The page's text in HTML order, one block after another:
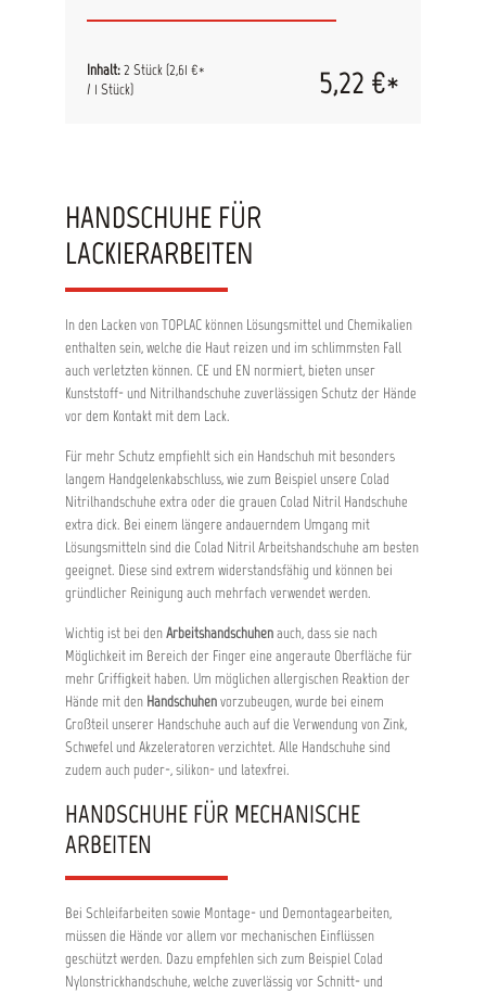
Kratzern während Montage-, Demontage-,
Handschuhe sind PU-beschichtet für besseren
Halt bei der Arbeit, während sie dank des
Feingefühl in den Fingerspitzen verloren geht.
Der Handrücken der Handschuhe ist offen und
sorgt für angenehme Belüftung und weniger
Schweißbildung. Eigenschaften: Guter Sitz durch
Kratzern Atmungsaktiv Farbe Grau mit farbigem
Handgelenkfutter zur Größenzuordnung (Größe:
M Weiß, L Schwarz, XL Blau) Persönliche
Schutzausrüstung: Kategorie II gemäß EU-
Verordnung 2016/425. CE 0075
Inhalt:2 Stück(2,61 €*
/ 1 Stück)
5,22 €*
HANDSCHUHE FÜR
LACKIERARBEITEN
In den Lacken von TOPLAC können Lösungsmittel und Chemikalien
enthalten sein, welche die Haut reizen und im schlimmsten Fall
auch verletzten können. CE und EN normiert, bieten unser
Kunststoff- und Nitrilhandschuhe zuverlässigen Schutz der Hände
vor dem Kontakt mit dem Lack.
Für mehr Schutz empfiehlt sich ein Handschuh mit besonders
langem Handgelenkabschluss, wie zum Beispiel unsere Colad
Nitrilhandschuhe extra oder die grauen Colad Nitril Handschuhe
extra dick. Bei einem längere andauerndem Umgang mit
Lösungsmitteln sind die Colad Nitril Arbeitshandschuhe am besten
geeignet. Diese sind extrem widerstandsfähig und können bei
gründlicher Reinigung auch mehrfach verwendet werden.
Wichtig ist bei denArbeitshandschuhenauch, dass sie nach
Möglichkeit im Bereich der Finger eine angeraute Oberfläche für
mehr Griffigkeit haben. Um möglichen allergischen Reaktion der
Hände mit den Handschuhenvorzubeugen, wurde bei einem
Großteil unserer Handschuhe auch auf die Verwendung von Zink,
Schwefel und Akzeleratoren verzichtet. Alle Handschuhe sind
zudem auch puder-, silikon- und latexfrei.
HANDSCHUHE FÜR MECHANISCHE
ARBEITEN
Bei Schleifarbeiten sowie Montage- und Demontagearbeiten,
müssen die Hände vor allem vor mechanischen Einflüssen
geschützt werden. Dazu empfehlen sich zum Beispiel Colad
Nylonstrickhandschuhe, welche zuverlässig vor Schnitt- und